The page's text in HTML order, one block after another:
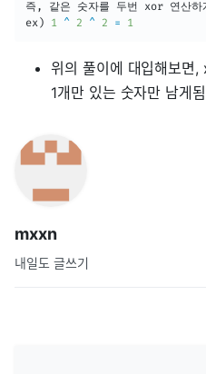
즉 ,
같은 숫자를 두번 xor 연산하
ex ) 1 ^ 2 ^ 2 = 1
위의 풀이에 대입해보면,
1개만 있는 숫자만 남게됨
mxxn
내일도 글쓰기